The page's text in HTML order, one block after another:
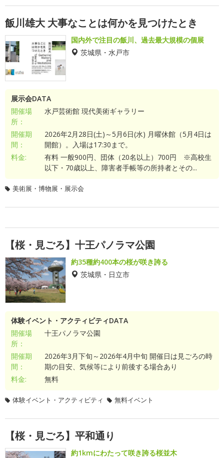
飯川雄大 大事なことは何かを見つけたとき
国内外で注目の飯川、過去最大規模の個展
茨城県・水戸市
展示会DATA
開催場
所：
水戸芸術館 現代美術ギャラリー
開催期
間：
2026年2月28日(土)～5月6日(水) 月曜休館（5月4日は
開館）。入場は17:30まで。
料金:
有料 一般900円、団体（20名以上）700円 ※高校生
以下・70歳以上、障害者手帳等の所持者とその...
美術展・博物展・展示会
【桜・見ごろ】十王パノラマ公園
約35種約400本の桜が咲き誇る
茨城県・日立市
体験イベント・アクティビティDATA
開催場
所：
十王パノラマ公園
開催期
間：
2026年3月下旬～2026年4月中旬 開催日は見ごろの時
期の目安、気候等により前後する場合あり
料金:
無料
体験イベント・アクティビティ 無料イベント
【桜・見ごろ】平和通り
約1kmにわたって咲き誇る桜並木